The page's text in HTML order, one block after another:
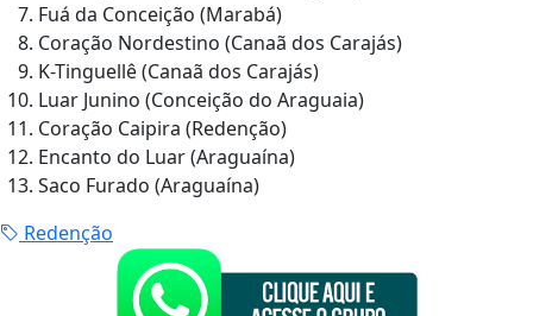
Fuá da Conceição (Marabá)
Coração Nordestino (Canaã dos Carajás)
K-Tinguellê (Canaã dos Carajás)
Luar Junino (Conceição do Araguaia)
Coração Caipira (Redenção)
Encanto do Luar (Araguaína)
Saco Furado (Araguaína)
Redenção